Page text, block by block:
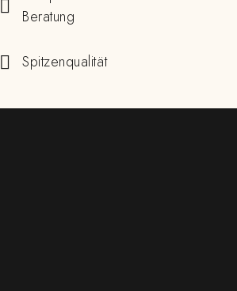
Beratung
Spitzenqualität